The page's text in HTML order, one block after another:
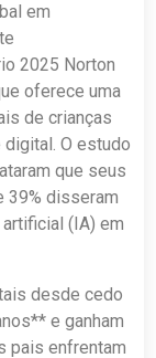
em
2025 Norton
oferece uma
de crianças
O estudo
que seus
39% disseram
(IA) em
desde cedo
e ganham
pais enfrentam